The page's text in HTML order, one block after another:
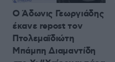
Ο Άδωνις Γεωργιάδης
έκανε repost τον
Πτολεμαϊδιώτη
Μπάμπη Διαμαντίδη